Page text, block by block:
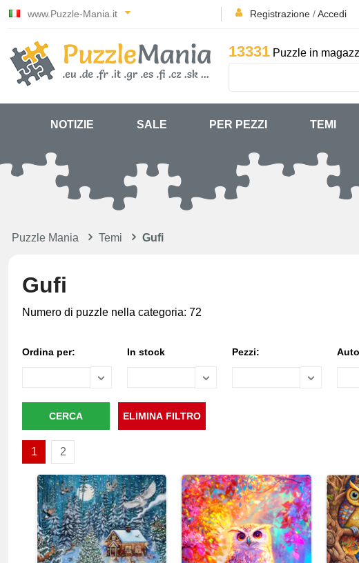
www.Puzzle-Mania.it Registrazione /Accedi
13331 Puzzle in
NOTIZIE SALE PER PEZZI TEMI
Puzzle Mania Temi Gufi
Gufi
Numero di puzzle nella categoria: 72
Ordina per: In stock Pezzi:
1 2